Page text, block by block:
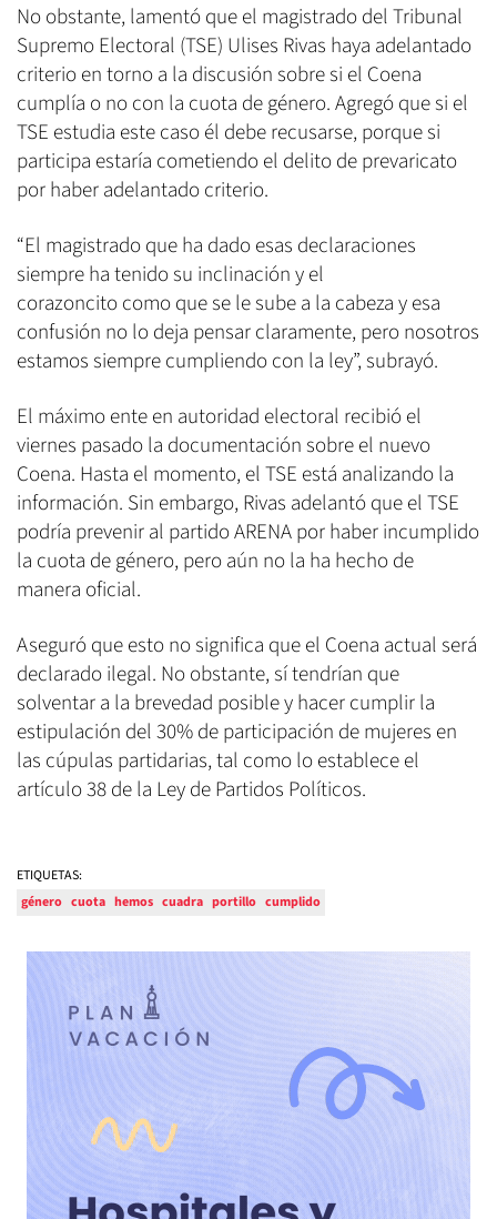
No obstante, lamentó que el magistrado del Tribunal
Supremo Electoral (TSE) Ulises Rivas haya adelantado
criterio en torno a la discusión sobre si el Coena
cumplía o no con la cuota de género. Agregó que si el
TSE estudia este caso él debe recusarse, porque si
participa estaría cometiendo el delito de prevaricato
por haber adelantado criterio.
“El magistrado que ha dado esas declaraciones
siempre ha tenido su inclinación y el
corazoncito como que se le sube a la cabeza y esa
confusión no lo deja pensar claramente, pero nosotros
estamos siempre cumpliendo con la ley”, subrayó.
El máximo ente en autoridad electoral recibió el
viernes pasado la documentación sobre el nuevo
Coena. Hasta el momento, el TSE está analizando la
información. Sin embargo, Rivas adelantó que el TSE
podría prevenir al partido ARENA por haber incumplido
la cuota de género, pero aún no la ha hecho de
manera oficial.
Aseguró que esto no significa que el Coena actual será
declarado ilegal. No obstante, sí tendrían que
solventar a la brevedad posible y hacer cumplir la
estipulación del 30% de participación de mujeres en
las cúpulas partidarias, tal como lo establece el
artículo 38 de la Ley de Partidos Políticos.
ETIQUETAS:
género cuota hemos cuadra portillo cumplido